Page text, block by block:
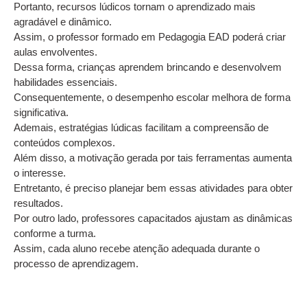
Portanto, recursos lúdicos tornam o aprendizado mais
agradável e dinâmico.
Assim, o professor formado em Pedagogia EAD poderá criar
aulas envolventes.
Dessa forma, crianças aprendem brincando e desenvolvem
habilidades essenciais.
Consequentemente, o desempenho escolar melhora de forma
significativa.
Ademais, estratégias lúdicas facilitam a compreensão de
conteúdos complexos.
Além disso, a motivação gerada por tais ferramentas aumenta
o interesse.
Entretanto, é preciso planejar bem essas atividades para obter
resultados.
Por outro lado, professores capacitados ajustam as dinâmicas
conforme a turma.
Assim, cada aluno recebe atenção adequada durante o
processo de aprendizagem.